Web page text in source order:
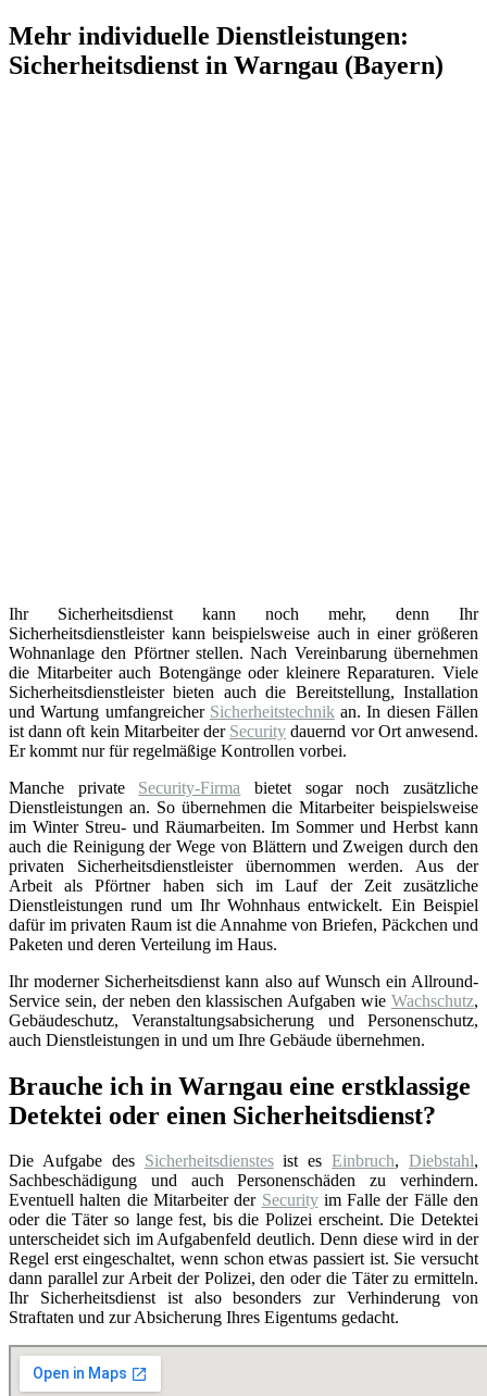
Mehr individuelle Dienstleistungen:
Sicherheitsdienst in Warngau (Bayern)
Ihr Sicherheitsdienst kann noch mehr, denn Ihr
Sicherheitsdienstleister kann beispielsweise auch in einer größeren
Wohnanlage den Pförtner stellen. Nach Vereinbarung übernehmen
die Mitarbeiter auch Botengänge oder kleinere Reparaturen. Viele
Sicherheitsdienstleister bieten auch die Bereitstellung, Installation
und Wartung umfangreicher Sicherheitstechnikan. In diesen Fällen
ist dann oft kein Mitarbeiter der Security dauernd vor Ort anwesend.
Er kommt nur für regelmäßige Kontrollen vorbei.
Manche private Security-Firma bietet sogar noch zusätzliche
Dienstleistungen an. So übernehmen die Mitarbeiter beispielsweise
im Winter Streu- und Räumarbeiten. Im Sommer und Herbst kann
auch die Reinigung der Wege von Blättern und Zweigen durch den
privaten Sicherheitsdienstleister übernommen werden. Aus der
Arbeit als Pförtner haben sich im Lauf der Zeit zusätzliche
Dienstleistungen rund um Ihr Wohnhaus entwickelt. Ein Beispiel
dafür im privaten Raum ist die Annahme von Briefen, Päckchen und
Paketen und deren Verteilung im Haus.
Ihr moderner Sicherheitsdienst kann also auf Wunsch ein Allround-
Service sein, der neben den klassischen Aufgaben wie Wachschutz,
Gebäudeschutz, Veranstaltungsabsicherung und Personenschutz,
auch Dienstleistungen in und um Ihre Gebäude übernehmen.
Brauche ich in Warngau eine erstklassige
Detektei oder einen Sicherheitsdienst?
Die Aufgabe des Sicherheitsdienstesist esEinbruch,Diebstahl,
Sachbeschädigung und auch Personenschäden zu verhindern.
Eventuell halten die Mitarbeiter der Securityim Falle der Fälle den
oder die Täter so lange fest, bis die Polizei erscheint. Die Detektei
unterscheidet sich im Aufgabenfeld deutlich. Denn diese wird in der
Regel erst eingeschaltet, wenn schon etwas passiert ist. Sie versucht
dann parallel zur Arbeit der Polizei, den oder die Täter zu ermitteln.
Ihr Sicherheitsdienst ist also besonders zur Verhinderung von
Straftaten und zur Absicherung Ihres Eigentums gedacht.